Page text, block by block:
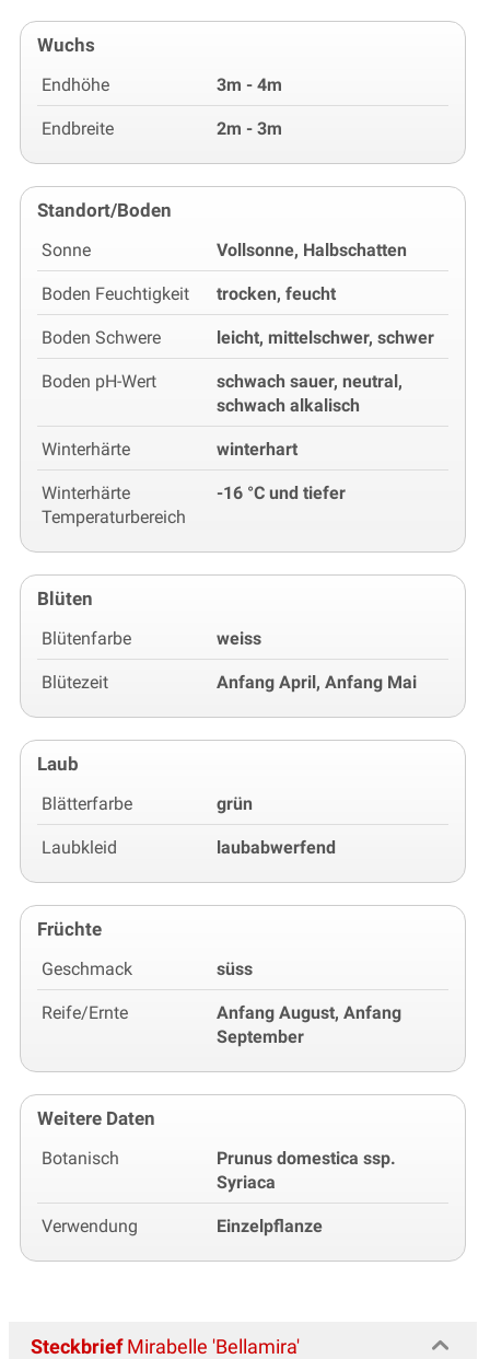
Wuchs
Endhöhe 3m - 4m
Endbreite 2m - 3m
Standort/Boden
Sonne Vollsonne, Halbschatten
Boden Feuchtigkeit trocken, feucht
Boden Schwere leicht, mittelschwer, schwer
Boden pH-Wert
schwach sauer, neutral,
schwach alkalisch
Winterhärte winterhart
Winterhärte
Temperaturbereich
-16 °C und tiefer
Blüten
Blütenfarbe weiss
Blütezeit Anfang April, Anfang Mai
Laub
Blätterfarbe grün
Laubkleid laubabwerfend
Früchte
Geschmack süss
Reife/Ernte
Anfang August, Anfang
September
Weitere Daten
Botanisch
Prunus domestica ssp.
Syriaca
Verwendung Einzelpflanze
SteckbriefMirabelle 'Bellamira'